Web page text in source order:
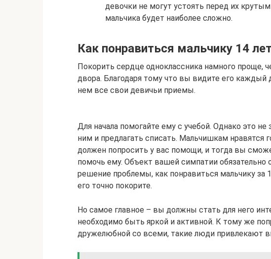
девочки не могут устоять перед их
мальчика будет наиболее сложно.
Как понравиться мальчику 14
Покорить сердце одноклассника намного проще,
двора. Благодаря тому что вы видите его
нем все свои девичьи приемы.
Для начала помогайте ему с учебой. Однако это
ним и предлагать списать. Мальчишкам нравятся
должен попросить у вас помощи, и тогда вы
помочь ему. Объект вашей симпатии обязательно
решение проблемы, как понравиться мальчику за
его точно покорите.
Но самое главное – вы должны стать для него
необходимо быть яркой и активной. К тому же
дружелюбной со всеми, такие люди привлекают